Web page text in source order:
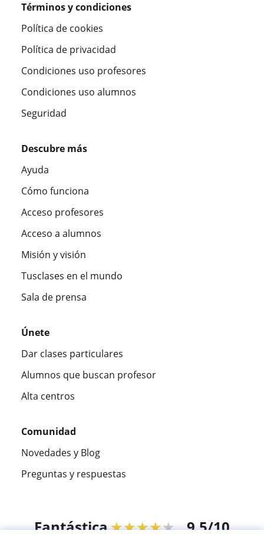
Términos y condiciones
Política de cookies
Política de privacidad
Condiciones uso profesores
Condiciones uso alumnos
Seguridad
Descubre más
Ayuda
Cómo funciona
Acceso profesores
Acceso a alumnos
Misión y visión
Tusclases en el mundo
Sala de prensa
Únete
Dar clases particulares
Alumnos que buscan profesor
Alta centros
Comunidad
Novedades y Blog
Preguntas y respuestas
Fantástica★★★★★ 9,5/10